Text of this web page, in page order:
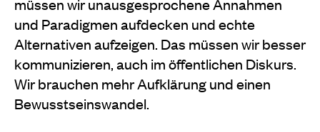
und Paradigmen aufdecken und echte
Alternativen aufzeigen. Das müssen wir besser
kommunizieren, auch im öffentlichen Diskurs.
Wir brauchen mehr Aufklärung und einen
Bewusstseinswandel.